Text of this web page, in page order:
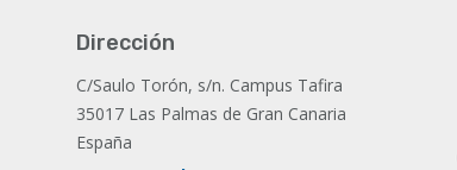
Dirección
C/Saulo Torón, s/n. Campus Tafira
35017 Las Palmas de Gran Canaria
España